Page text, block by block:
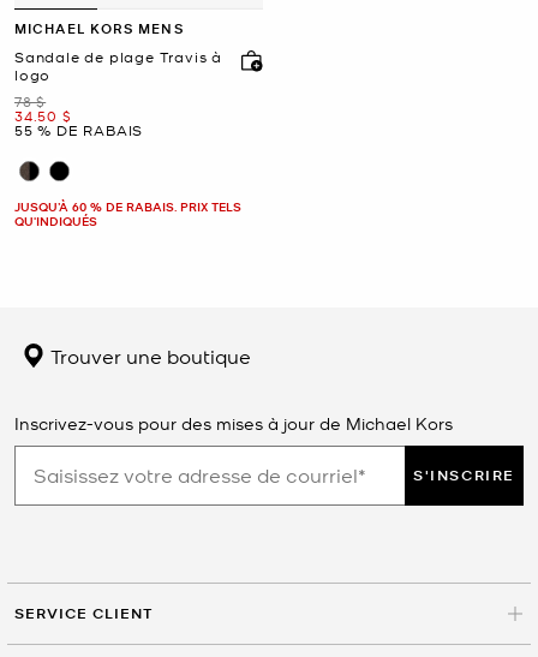
MICHAEL KORS MENS
Sandale de plage Travis à
logo
était
78 $
maintenant
34.50 $
55 % DE RABAIS
JUSQU’À 60 % DE RABAIS. PRIX TELS
QU'INDIQUÉS
Trouver une boutique
Inscrivez-vous pour des mises à jour de Michael Kors
S'INSCRIRE
SERVICE CLIENT